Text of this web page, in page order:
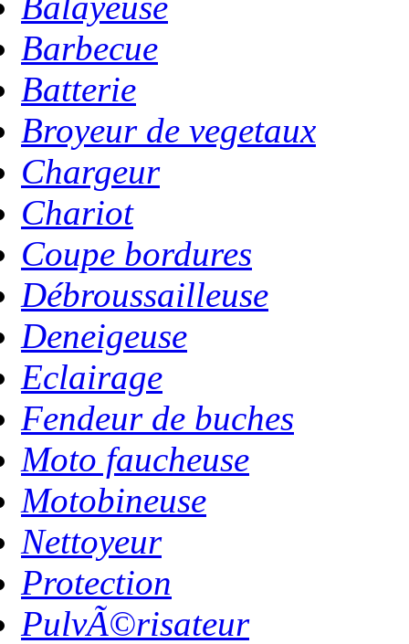
Barbecue
Batterie
Broyeur de vegetaux
Chargeur
Chariot
Coupe bordures
Débroussailleuse
Deneigeuse
Eclairage
Fendeur de buches
Moto faucheuse
Motobineuse
Nettoyeur
Protection
PulvÃ©risateur